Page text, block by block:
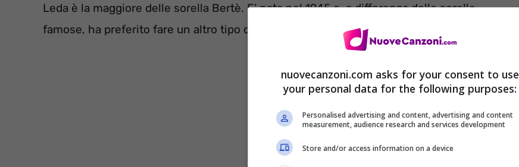
Leda è la maggiore delle sorella Bertè. E’ nata nel 1945 e, a differenza delle sorelle
famose, ha preferito fare un altro tipo di carriera, nell’informatica.
nuovecanzoni.com asks for your consent to use
your personal data for the following purposes:
Personalised advertising and content, advertising and content
measurement, audience research and services development
Store and/or access information on a device